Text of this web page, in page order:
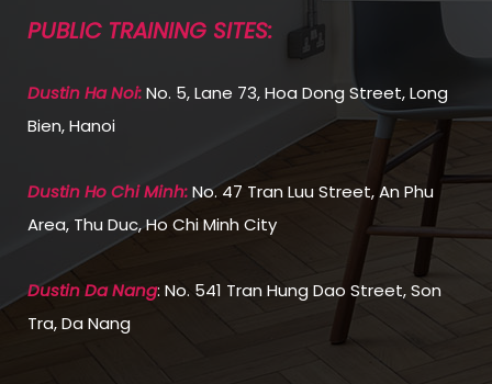
PUBLIC TRAINING SITES:
Dustin Ha Noi:No. 5, Lane 73, Hoa Dong Street, Long
Bien, Hanoi
Dustin Ho Chi Minh:No. 47 Tran Luu Street, An Phu
Area, Thu Duc, Ho Chi Minh City
Dustin Da Nang: No. 541 Tran Hung Dao Street, Son
Tra, Da Nang